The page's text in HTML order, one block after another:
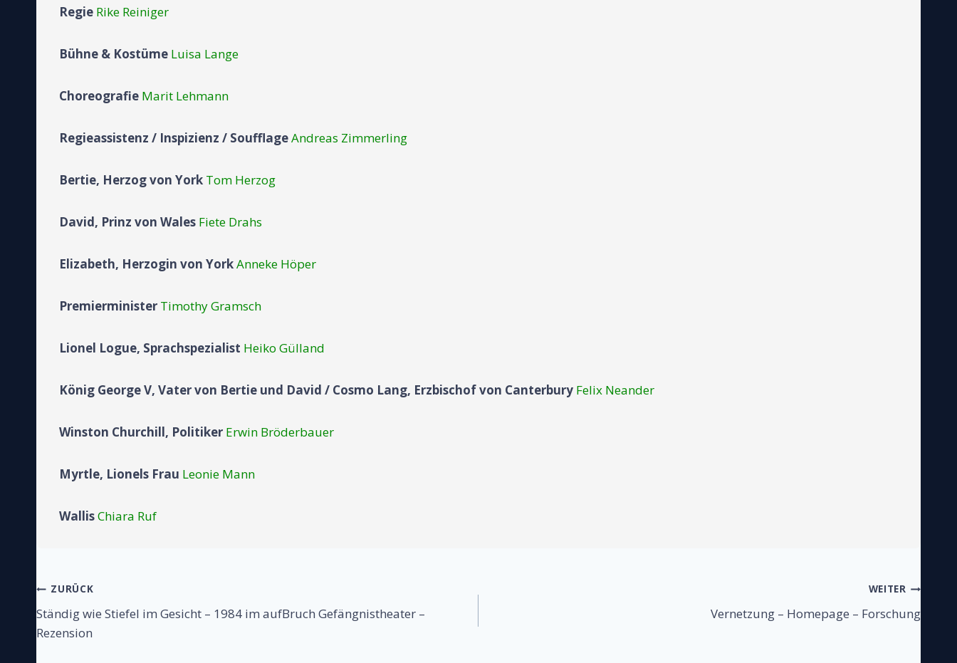
Regie Rike Reiniger
Bühne & Kostüme Luisa Lange
Choreografie Marit Lehmann
Regieassistenz / Inspizienz / SoufflageAndreas Zimmerling
Bertie, Herzog von York Tom Herzog
David, Prinz von Wales Fiete Drahs
Elizabeth, Herzogin von YorkAnneke Höper
Premierminister Timothy Gramsch
Lionel Logue, Sprachspezialist Heiko Gülland
König George V, Vater von Bertie und David / Cosmo Lang, Erzbischof von Canterbury Felix Neander
Winston Churchill, Politiker Erwin Bröderbauer
Myrtle, Lionels Frau Leonie Mann
WallisChiara Ruf
Beitragsnavigation
ZURÜCK
Ständig wie Stiefel im Gesicht – 1984 im aufBruch Gefängnistheater –
Rezension
WEITER
Vernetzung – Homepage – Forschung